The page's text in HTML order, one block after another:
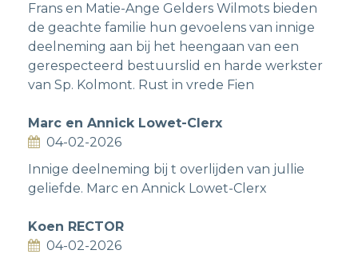
Frans en Matie-Ange Gelders Wilmots bieden
de geachte familie hun gevoelens van innige
deelneming aan bij het heengaan van een
gerespecteerd bestuurslid en harde werkster
van Sp. Kolmont. Rust in vrede Fien
Marc en Annick Lowet-Clerx
04-02-2026
Innige deelneming bij t overlijden van jullie
geliefde. Marc en Annick Lowet-Clerx
Koen RECTOR
04-02-2026